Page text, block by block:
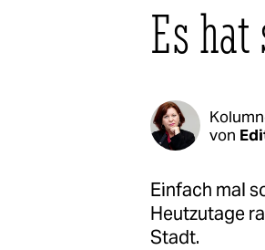
Es
von
Einfach mal
Heutzutage
Stadt.